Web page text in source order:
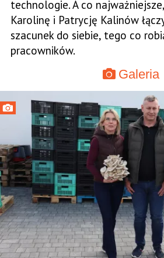
technologie. A co
Karolinę i Patrycję Kalinów
szacunek do siebie, tego co
pracowników.
Galeria